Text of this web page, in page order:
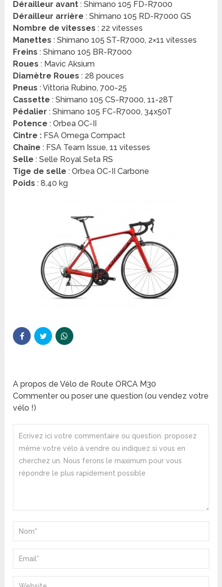
Dérailleur avant : Shimano 105 FD-R7000
Dérailleur arrière : Shimano 105 RD-R7000 GS
Nombre de vitesses : 22 vitesses
Manettes : Shimano 105 ST-R7000, 2×11 vitesses
Freins : Shimano 105 BR-R7000
Roues : Mavic Aksium
Diamètre Roues : 28 pouces
Pneus : Vittoria Rubino, 700-25
Cassette : Shimano 105 CS-R7000, 11-28T
Pédalier : Shimano 105 FC-R7000, 34x50T
Potence : Orbea OC-II
Cintre : FSA Omega Compact
Chaîne : FSA Team Issue, 11 vitesses
Selle : Selle Royal Seta RS
Tige de selle : Orbea OC-II Carbone
Poids : 8,40 kg
A propos de Vélo de Route ORCA M30
Commenter ou poser une question (ou vendez votre
vélo !)